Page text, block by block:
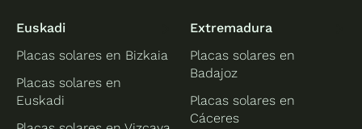
Euskadi
Placas solares en Bizkaia
Placas solares en
Euskadi
Extremadura
Placas solares en
Badajoz
Placas solares en
Cáceres